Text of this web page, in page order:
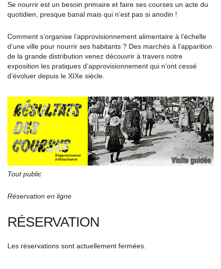
Se nourrir est un besoin primaire et faire ses courses un acte du
quotidien, presque banal mais qui n’est pas si anodin !
Comment s’organise l’approvisionnement alimentaire à l’échelle
d’une ville pour nourrir ses habitants ? Des marchés à l’apparition
de la grande distribution venez découvrir à travers notre
exposition les pratiques d’approvisionnement qui n’ont cessé
d’évoluer depuis le XIXe siècle.
Tout public
Réservation en ligne
RÉSERVATION
Les réservations sont actuellement fermées.